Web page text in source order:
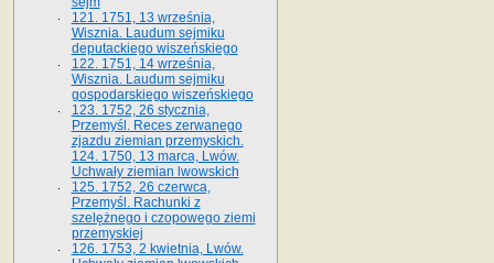
121. 1751, 13 września,
Wisznia. Laudum sejmiku
deputackiego wiszeńskiego
122. 1751, 14 września,
Wisznia. Laudum sejmiku
gospodarskiego wiszeńskiego
123. 1752, 26 stycznia,
Przemyśl. Reces zerwanego
zjazdu ziemian przemyskich.
124. 1750, 13 marca, Lwów.
Uchwały ziemian lwowskich
125. 1752, 26 czerwca,
Przemyśl. Rachunki z
szelężnego i czopowego ziemi
przemyskiej
126. 1753, 2 kwietnia, Lwów.